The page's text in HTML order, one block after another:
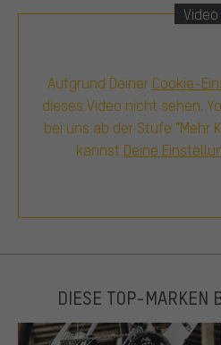
Video
Aufgrund Deiner Cookie-
dieses Video nicht sehen.
bei uns ab der Stufe "Mehr
kannst Deine
DIESE TOP-MARKEN